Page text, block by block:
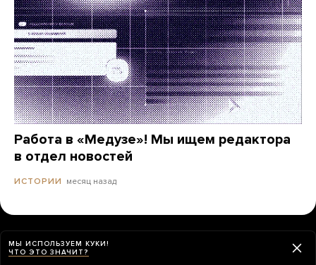
Работа в «Медузе»! Мы ищем редактора
в отдел новостей
ИСТОРИИ месяц назад
МЫ ИСПОЛЬЗУЕМ КУКИ!
ЧТО ЭТО ЗНАЧИТ?